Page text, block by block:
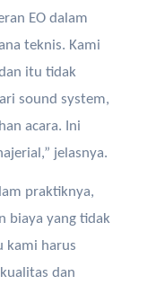
EO dalam
teknis. Kami
itu tidak
sound system,
acara. Ini
jelasnya.
praktiknya,
biaya yang tidak
kami harus
dan